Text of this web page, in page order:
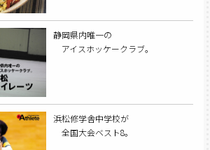
静岡県内唯一の
アイスホッケークラブ。
浜松修学舎中学校が
全国大会ベスト8。